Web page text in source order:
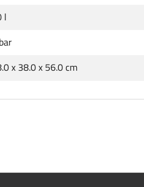
l
x 38.0 x 56.0 cm